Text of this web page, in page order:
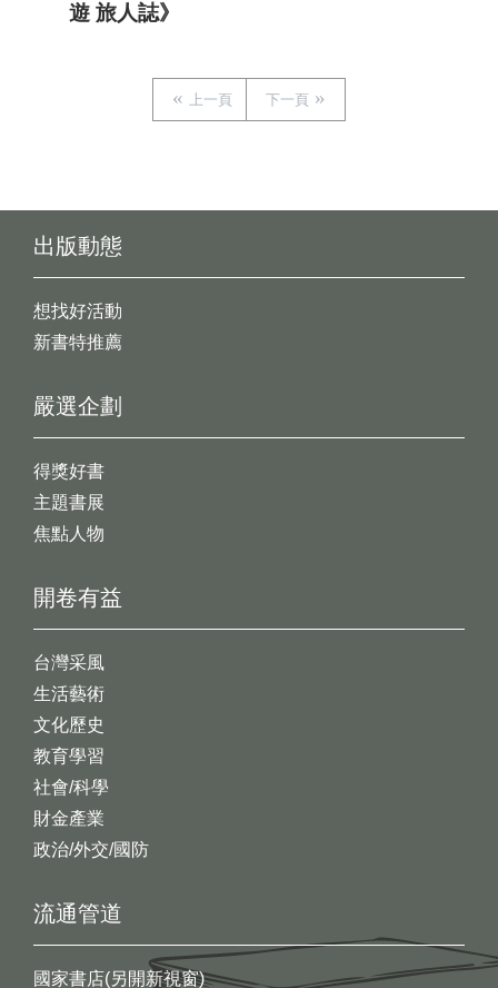
遊 旅人誌》
上一頁 下一頁
出版動態
想找好活動
新書特推薦
開卷有益
台灣采風
生活藝術
文化歷史
教育學習
社會/科學
財金產業
政治/外交/國防
嚴選企劃
得獎好書
主題書展
焦點人物
流通管道
國家書店(另開新視窗)